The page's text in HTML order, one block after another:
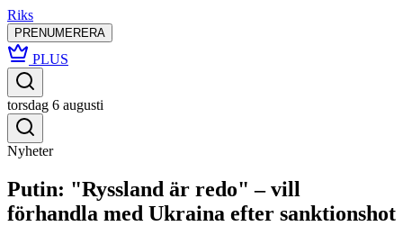
Riks
PRENUMERERA
PLUS
torsdag 6 augusti
Nyheter
Putin: "Ryssland är redo" – vill
förhandla med Ukraina efter sanktionshot